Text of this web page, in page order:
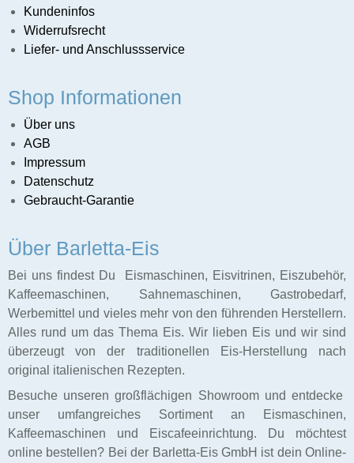
Ladenbau
Kundeninfos
Widerrufsrecht
Liefer- und Anschlussservice
Shop Informationen
Über uns
AGB
Impressum
Datenschutz
Gebraucht-Garantie
Über Barletta-Eis
Bei uns findest Du Eismaschinen, Eisvitrinen, Eiszubehör,
Kaffeemaschinen, Sahnemaschinen, Gastrobedarf,
Werbemittel und vieles mehr von den führenden Herstellern.
Alles rund um das Thema Eis. Wir lieben Eis und wir sind
überzeugt von der traditionellen Eis-Herstellung nach
original italienischen Rezepten.
Besuche unseren großflächigen Showroom und entdecke
unser umfangreiches Sortiment an Eismaschinen,
Kaffeemaschinen und Eiscafeeinrichtung. Du möchtest
online bestellen? Bei der Barletta-Eis GmbH ist dein Online-